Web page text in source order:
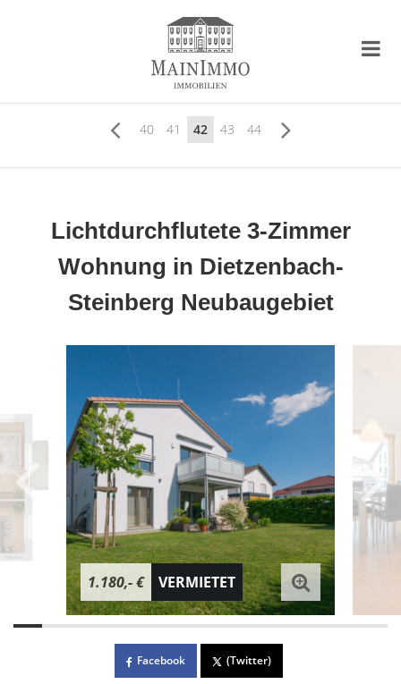
40 41 42 43 44
Lichtdurchflutete 3-Zimmer
Wohnung in Dietzenbach-
Steinberg Neubaugebiet
1.180,- € VERMIETET
Facebook (Twitter)